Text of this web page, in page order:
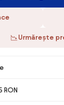
Urmărește
RON